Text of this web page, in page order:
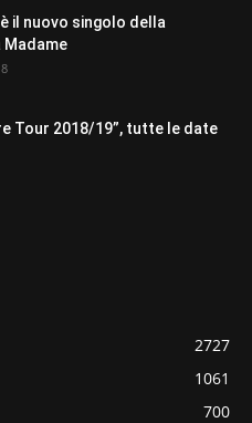
il nuovo singolo della
Madame
Tour 2018/19”, tutte le date
2727
1061
700